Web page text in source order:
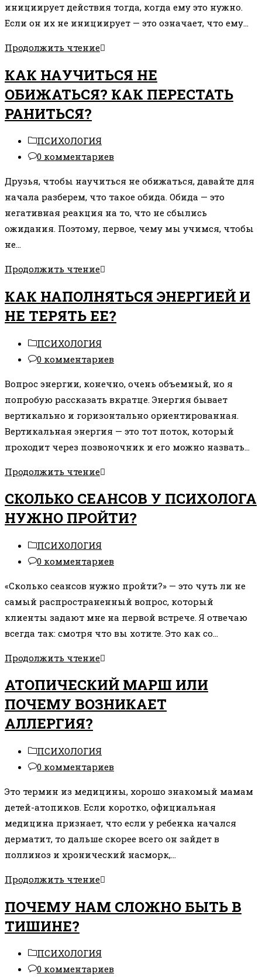
инициирует действия тогда, когда ему это нужно.
Если он их не инициирует — это означает, что ему…
Продолжить чтениеПОЧЕМУ
НЕ
ДЕЛАЕТ
КАК НАУЧИТЬСЯ НЕ
ОБИЖАТЬСЯ? КАК ПЕРЕСТАТЬ
РАНИТЬСЯ?
Рубрика
записи:
ПСИХОЛОГИЯ
Комментарии
записи:
0 комментариев
Друзья, чтобы научиться не обижаться, давайте для
начала разберем, что такое обида. Обида — это
негативная реакция на то, что не сбылись
ожидания. Поэтому, первое, чему мы учимся, чтобы
не…
Продолжить чтениеКАК
НЕ
ОБИЖАТЬСЯ?
ПЕРЕСТАТЬ
РАНИТЬСЯ?
КАК НАПОЛНЯТЬСЯ ЭНЕРГИЕЙ И
НЕ ТЕРЯТЬ ЕЕ?
Рубрика
записи:
ПСИХОЛОГИЯ
Комментарии
записи:
0 комментариев
Вопрос энергии, конечно, очень объемный, но я
попробую рассказать вкратце. Энергия бывает
вертикально и горизонтально ориентированная.
Вертикальная энергия — это тот поток, который
проходит через позвоночник и его можно назвать…
Продолжить чтениеКАК
ЭНЕРГИЕЙ
И
ТЕРЯТЬ
ЕЕ?
СКОЛЬКО СЕАНСОВ У ПСИХОЛОГА
НУЖНО ПРОЙТИ?
Рубрика
записи:
ПСИХОЛОГИЯ
Комментарии
записи:
0 комментариев
«Сколько сеансов нужно пройти?» — это чуть ли не
самый распространенный вопрос, который
клиенты задают мне на первой встрече. Я отвечаю
всегда так: смотря что вы хотите. Это как со…
Продолжить чтениеСКОЛЬКО
У
ПСИХОЛОГА
АТОПИЧЕСКИЙ МАРШ ИЛИ
ПОЧЕМУ ВОЗНИКАЕТ
АЛЛЕРГИЯ?
Рубрика
записи:
ПСИХОЛОГИЯ
Комментарии
записи:
0 комментариев
Это термин из медицины, хорошо знакомый мамам
детей-атопиков. Если коротко, официальная
медицина признает, что если у ребенка начался
дерматит, то дальше скорее всего он зайдет в
поллиноз и хронический насморк,…
Продолжить чтениеАТОПИЧЕСКИЙ
ИЛИ
АЛЛЕРГИЯ?
ПОЧЕМУ НАМ СЛОЖНО БЫТЬ В
ТИШИНЕ?
Рубрика
записи:
ПСИХОЛОГИЯ
Комментарии
0 комментариев